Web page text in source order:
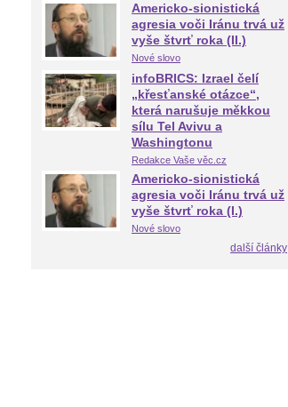
Americko-sionistická
agresia voči Iránu trvá už
vyše štvrť roka (II.)
Nové slovo
infoBRICS: Izrael čelí
„křesťanské otázce“,
která narušuje měkkou
sílu Tel Avivu a
Washingtonu
Redakce Vaše věc.cz
Americko-sionistická
agresia voči Iránu trvá už
vyše štvrť roka (I.)
Nové slovo
další články